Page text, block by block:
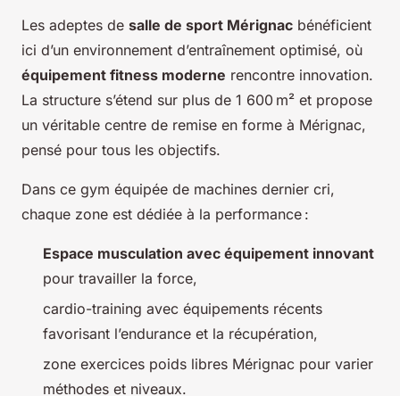
Les adeptes de salle de sport Mérignac bénéficient
ici d’un environnement d’entraînement optimisé, où
équipement fitness moderne rencontre innovation.
La structure s’étend sur plus de 1 600 m² et propose
un véritable centre de remise en forme à Mérignac,
pensé pour tous les objectifs.
Dans ce gym équipée de machines dernier cri,
chaque zone est dédiée à la performance :
Espace musculation avec équipement innovant
pour travailler la force,
cardio-training avec équipements récents
favorisant l’endurance et la récupération,
zone exercices poids libres Mérignac pour varier
méthodes et niveaux.